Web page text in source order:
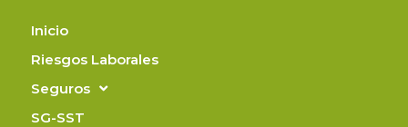
Inicio
Riesgos Laborales
Seguros
SG-SST